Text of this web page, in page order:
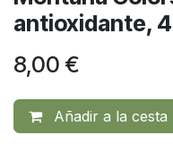
antioxidante,
8,00 €
Añadir a la cesta